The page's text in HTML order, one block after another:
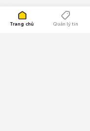
Trang chủ Quản lý tin